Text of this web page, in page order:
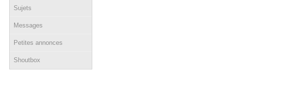
Sujets
Messages
Petites annonces
Shoutbox